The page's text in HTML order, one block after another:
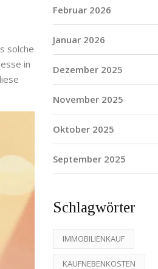
solche
in
Februar 2026
Januar 2026
Dezember 2025
November 2025
Oktober 2025
September 2025
Schlagwörter
IMMOBILIENKAUF
KAUFNEBENKOSTEN